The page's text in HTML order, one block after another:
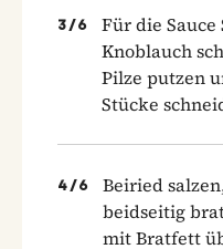
3 /6
Für die
Knoblauch
Pilze putzen
Stücke
4 /6
Beiried
beidseitig
mit Bratfett